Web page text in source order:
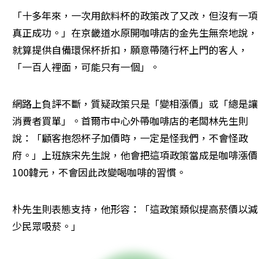
「十多年來，一次用飲料杯的政策改了又改，但沒有一項
真正成功。」在京畿道水原開咖啡店的金先生無奈地說，
就算提供自備環保杯折扣，願意帶隨行杯上門的客人，
「一百人裡面，可能只有一個」。
網路上負評不斷，質疑政策只是「變相漲價」或「總是讓
消費者買單」。首爾市中心外帶咖啡店的老闆林先生則
說：「顧客抱怨杯子加價時，一定是怪我們，不會怪政
府。」上班族宋先生說，他會把這項政策當成是咖啡漲價
100韓元，不會因此改變喝咖啡的習慣。
朴先生則表態支持，他形容：「這政策類似提高菸價以減
少民眾吸菸。」